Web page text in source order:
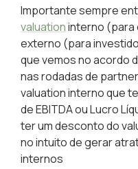
Importante sempre
valuationinterno (para
externo (para
que vemos no acordo
nas rodadas de
valuation interno que
de EBITDA ou Lucro
ter um desconto do
no intuito de gerar
internos